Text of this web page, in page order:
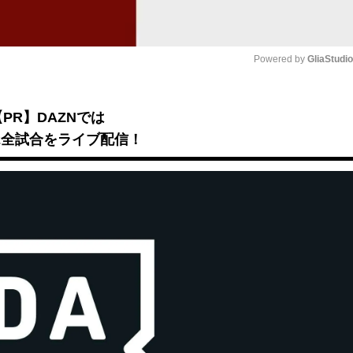
Powered by
PR】DAZNでは
試合をライブ配信！